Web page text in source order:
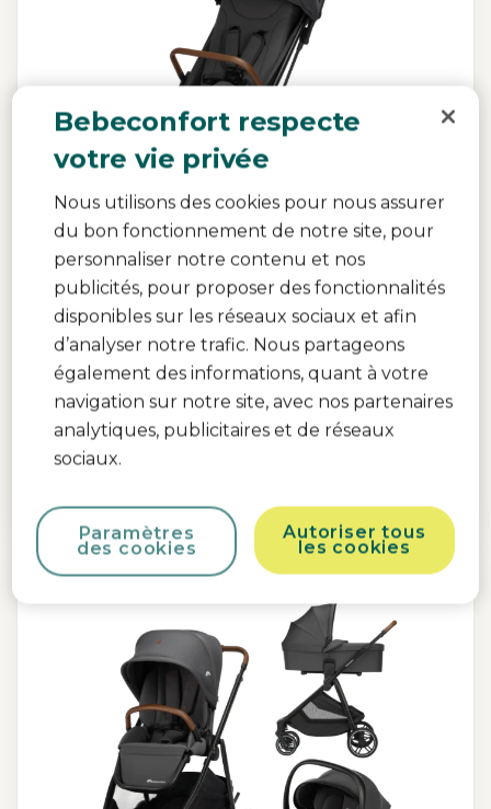
Bebeconfort respecte
votre vie privée
Nous utilisons des cookies pour nous assurer
du bon fonctionnement de notre site, pour
personnaliser notre contenu et nos
publicités, pour proposer des fonctionnalités
disponibles sur les réseaux sociaux et afin
d’analyser notre trafic. Nous partageons
également des informations, quant à votre
navigation sur notre site, avec nos partenaires
analytiques, publicitaires et de réseaux
sociaux.
Autoriser tous
les cookies
Paramètres
des cookies
Indra
Le confort ultime Pliage automatique rapide
conduite la plus douce|Faites-en un système de
voyage|
En stock